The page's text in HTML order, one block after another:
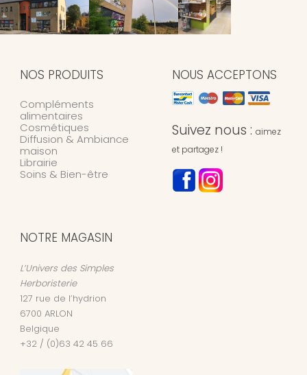
NOS PRODUITS
Compléments
alimentaires
Cosmétiques
Diffusion & Ambiance
maison
Librairie
Soins & Bien-être
NOUS ACCEPTONS
Suivez nous : aimez
et partagez !
NOTRE MAGASIN
L’Univers des Simples
Herboristerie
127 rue de l’hydrion
6700 ARLON
Belgique
+32 / (0)63 42 45 66